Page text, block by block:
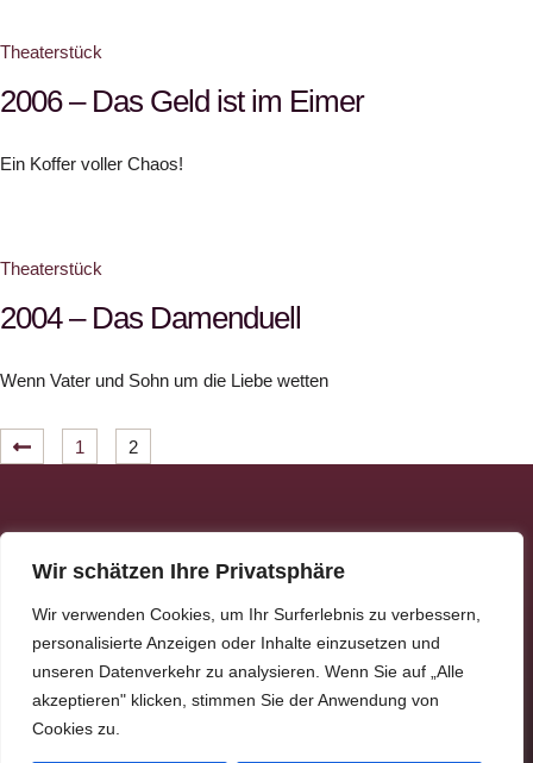
Wir schätzen Ihre Privatsphäre
Wir verwenden Cookies, um Ihr Surferlebnis zu verbessern,
personalisierte Anzeigen oder Inhalte einzusetzen und
unseren Datenverkehr zu analysieren. Wenn Sie auf „Alle
akzeptieren" klicken, stimmen Sie der Anwendung von
Cookies zu.
Theaterstück
2006 – Das Geld ist im Eimer
Ein Koffer voller Chaos!
Theaterstück
2004 – Das Damenduell
Wenn Vater und Sohn um die Liebe wetten
1 2
Kontakt
EDIA@LAI
ENSPIELG